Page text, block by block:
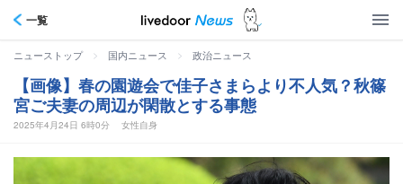
一覧
ニューストップ > 国内ニュース > 政治ニュース
【画像】春の園遊会で佳子さまらより不人気？秋篠
宮ご夫妻の周辺が閑散とする事態
2025年4月24日 6時0分 女性自身